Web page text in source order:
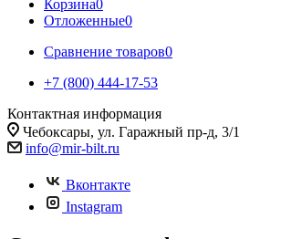
Корзина0
Отложенные0
Сравнение товаров0
+7 (800) 444-17-53
Контактная информация
Чебоксары, ул. Гаражный пр-д, 3/1
info@mir-bilt.ru
Вконтакте
Instagram